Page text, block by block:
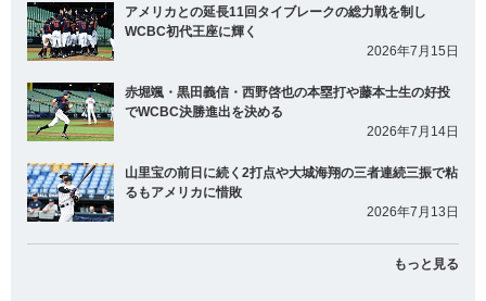
アメリカとの延長11回タイブレークの総力戦を制し
WCBC初代王座に輝く
2026年7月15日
赤堀颯・黒田義信・西野啓也の本塁打や藤本士生の好投
でWCBC決勝進出を決める
2026年7月14日
山里宝の前日に続く2打点や大城海翔の三者連続三振で粘
るもアメリカに惜敗
2026年7月13日
もっと見る